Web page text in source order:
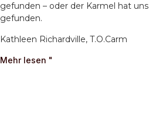
gefunden – oder der Karmel hat uns
gefunden.
Kathleen Richardville, T.O.Carm
Mehr lesen "